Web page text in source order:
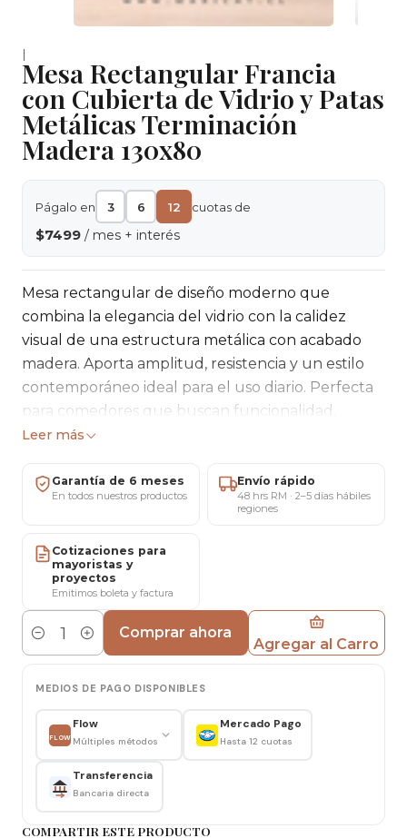
|
Mesa Rectangular Francia
con Cubierta de Vidrio y Patas
Metálicas Terminación
Madera 130x80
Págalo en 3 6 12 cuotas de
$7499 / mes + interés
Mesa rectangular de diseño moderno que
combina la elegancia del vidrio con la calidez
visual de una estructura metálica con acabado
madera. Aporta amplitud, resistencia y un estilo
contemporáneo ideal para el uso diario. Perfecta
para comedores que buscan funcionalidad,
diseño y fácil mantención.
Medidas
Largo: 130 cm · Ancho: 80 cm · Alto: 76 cm
Cubierta de vidrio resistente.
Estructura metálica con pintura efecto madera,
firme y estable.
Uso recomendado
moderno o contemporáneo.
Mantenimiento y cuidado
específico. Para la estructura, usar paño seco o
Leer más
Garantía de 6 meses
En todos nuestros productos
Envío rápido
48 hrs RM · 2–5 días hábiles
regiones
Cotizaciones para
mayoristas y
proyectos
Emitimos boleta y factura
Cantidad Agregar al Carro
Comprar ahora
MEDIOS DE PAGO DISPONIBLES
FLOW
Flow
Múltiples métodos
Mercado Pago
Hasta 12 cuotas
Transferencia
Bancaria directa
COMPARTIR ESTE PRODUCTO